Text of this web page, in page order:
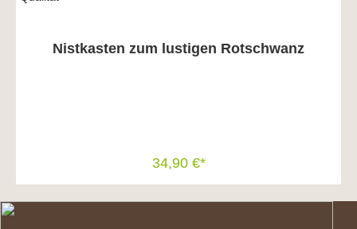
Nistkasten zum lustigen Rotschwanz
34,90 €*